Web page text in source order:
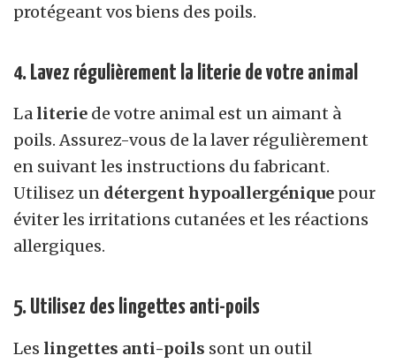
protégeant vos biens des poils.
4. Lavez régulièrement la literie de votre animal
La literie de votre animal est un aimant à
poils. Assurez-vous de la laver régulièrement
en suivant les instructions du fabricant.
Utilisez un détergent hypoallergénique pour
éviter les irritations cutanées et les réactions
allergiques.
5. Utilisez des lingettes anti-poils
Les lingettes anti-poils sont un outil